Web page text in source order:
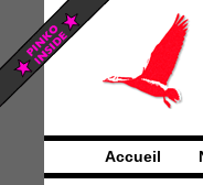
Accueil